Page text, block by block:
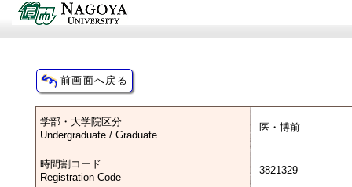
学部・大学院区分
Undergraduate / Graduate
医・博前
時間割コード
Registration Code
3821329